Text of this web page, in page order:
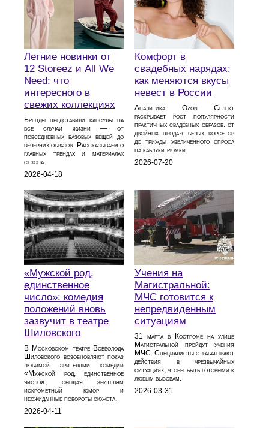
Летние новинки от
12 Storeez и All We
Need: что
интересного в
свежих коллекциях
Бренды представили капсулы на
все случаи жизни — от
повседневных базовых вещей до
вечерних образов. Рассказываем о
главных трендах и материалах
сезона.
2026-04-18
Комфорт в
свадебных нарядах:
как меняются вкусы
невест в России
Аналитика Ozon Селект
раскрывает рост популярности
практичных свадебных образов: от
двойных продаж белых корсетов
до трижды увеличенного спроса
на каблуки‑рюмки.
2026-07-20
«Мужской род,
единственное
число»: комедия
положений вновь
зазвучит в театре
Шиловского
В Московском театре Всеволода
Шиловского возобновляют показ
любимой зрителями комедии
«Мужской род, единственное
число», обещая зрителям
искромётный юмор и
неожиданные повороты сюжета.
2026-04-11
Учения на
Магистральной:
МЧС готовится к
непредвиденным
ситуациям
31 марта в Костроме на улице
Магистральной пройдут учения
МЧС. Специалисты отрабатывают
действия в чрезвычайных
ситуациях, чтобы быть готовыми к
любым вызовам.
2026-03-31